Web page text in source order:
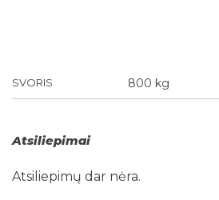
SVORIS 800 kg
Atsiliepimai
Atsiliepimų dar nėra.